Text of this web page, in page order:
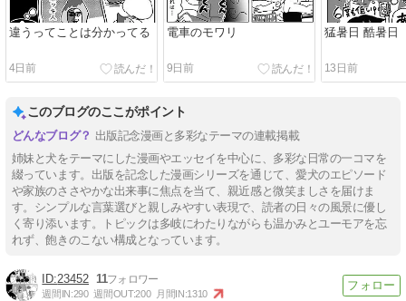
違うってことは分かってる
4日前
電車のモワリ
9日前
猛暑日 酷暑日
13日前
このブログのここがポイント
出版記念漫画と多彩なテーマの連載掲載
姉妹と犬をテーマにした漫画やエッセイを中心に、多彩な日常の一コマを
綴っています。出版を記念した漫画シリーズを通じて、愛犬のエピソード
や家族のささやかな出来事に焦点を当て、親近感と微笑ましさを届けま
す。シンプルな言葉選びと親しみやすい表現で、読者の日々の風景に優し
く寄り添います。トピックは多岐にわたりながらも温かみとユーモアを忘
れず、飽きのこない構成となっています。
23452 11
週間IN:290 週間OUT:200 月間IN:1310